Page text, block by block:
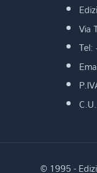
Via
© 1995 -